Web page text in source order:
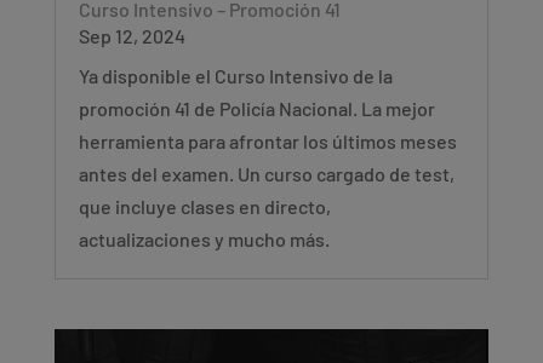
Curso Intensivo – Promoción 41
Sep 12, 2024
Ya disponible el Curso Intensivo de la
promoción 41 de Policía Nacional. La mejor
herramienta para afrontar los últimos meses
antes del examen. Un curso cargado de test,
que incluye clases en directo,
actualizaciones y mucho más.